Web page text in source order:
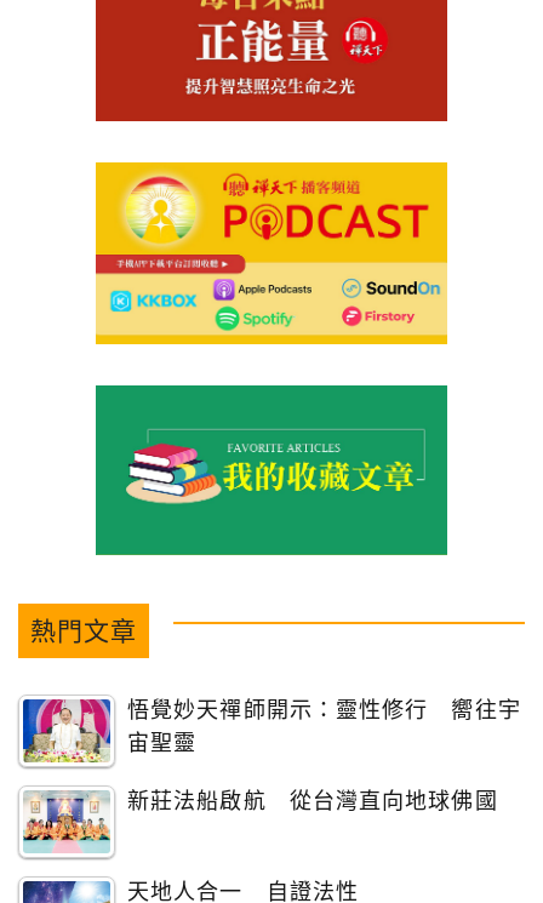
熱門文章
悟覺妙天禪師開示：靈性修行 嚮往宇
宙聖靈
新莊法船啟航 從台灣直向地球佛國
天地人合一 自證法性